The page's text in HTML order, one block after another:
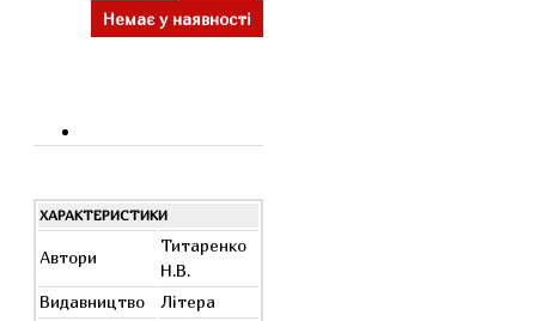
Немає у наявності
ХАРАКТЕРИСТИКИ
Автори
Титаренко
Н.В.
Видавництво
Літера